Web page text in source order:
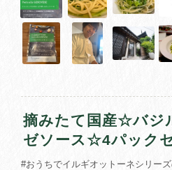
摘みたて国産☆バジ
ゼソース☆4パック
#おうちでイルギオットーネシリー